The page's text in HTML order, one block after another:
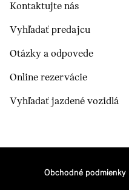
Kontaktujte nás
Vyhľadať predajcu
Otázky a odpovede
Online rezervácie
Vyhľadať jazdené vozidlá
Obchodné podmienky